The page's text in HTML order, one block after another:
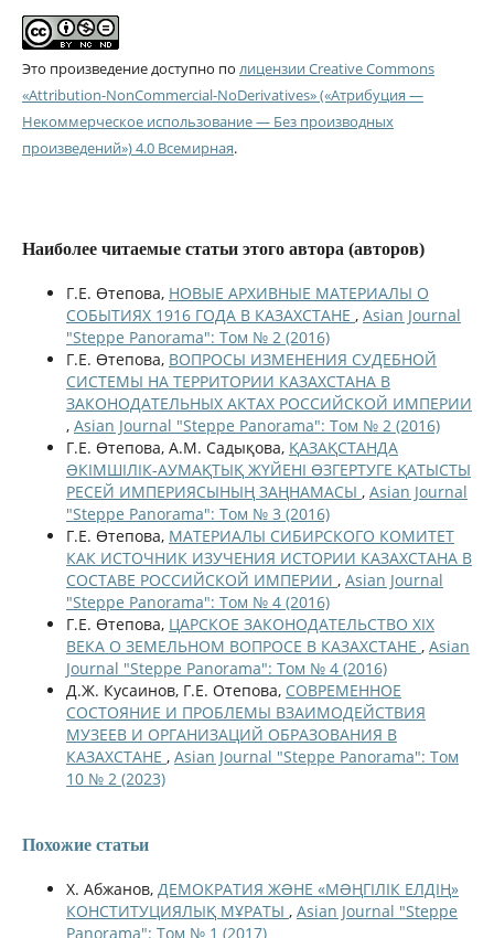
Это произведение доступно по лицензии Creative Commons
«Attribution-NonCommercial-NoDerivatives» («Атрибуция —
Некоммерческое использование — Без производных
произведений») 4.0 Всемирная.
Наиболее читаемые статьи этого автора (авторов)
Г.Е. Өтепова, НОВЫЕ АРХИВНЫЕ МАТЕРИАЛЫ О
СОБЫТИЯХ 1916 ГОДА В КАЗАХСТАНЕ , Asian Journal
"Steppe Panorama": Том № 2 (2016)
Г.Е. Өтепова, ВОПРОСЫ ИЗМЕНЕНИЯ СУДЕБНОЙ
СИСТЕМЫ НА ТЕРРИТОРИИ КАЗАХСТАНА В
ЗАКОНОДАТЕЛЬНЫХ АКТАХ РОССИЙСКОЙ ИМПЕРИИ
, Asian Journal "Steppe Panorama": Том № 2 (2016)
Г.Е. Өтепова, А.М. Садықова, ҚАЗАҚСТАНДА
ƏКІМШІЛІК-АУМАҚТЫҚ ЖҮЙЕНІ ӨЗГЕРТУГЕ ҚАТЫСТЫ
РЕСЕЙ ИМПЕРИЯСЫНЫҢ ЗАҢНАМАСЫ , Asian Journal
"Steppe Panorama": Том № 3 (2016)
Г.Е. Өтепова, МАТЕРИАЛЫ СИБИРСКОГО КОМИТЕТ
КАК ИСТОЧНИК ИЗУЧЕНИЯ ИСТОРИИ КАЗАХСТАНА В
СОСТАВЕ РОССИЙСКОЙ ИМПЕРИИ , Asian Journal
"Steppe Panorama": Том № 4 (2016)
Г.Е. Өтепова, ЦАРСКОЕ ЗАКОНОДАТЕЛЬСТВО XIX
ВЕКА О ЗЕМЕЛЬНОМ ВОПРОСЕ В КАЗАХСТАНЕ , Asian
Journal "Steppe Panorama": Том № 4 (2016)
Д.Ж. Кусаинов, Г.Е. Отепова, СОВРЕМЕННОЕ
СОСТОЯНИЕ И ПРОБЛЕМЫ ВЗАИМОДЕЙСТВИЯ
МУЗЕЕВ И ОРГАНИЗАЦИЙ ОБРАЗОВАНИЯ В
КАЗАХСТАНЕ , Asian Journal "Steppe Panorama": Том
10 № 2 (2023)
Похожие статьи
Х. Абжанов, ДЕМОКРАТИЯ ЖƏНЕ «МƏҢГІЛІК ЕЛДІҢ»
КОНСТИТУЦИЯЛЫҚ МҰРАТЫ , Asian Journal "Steppe
Panorama": Том № 1 (2017)